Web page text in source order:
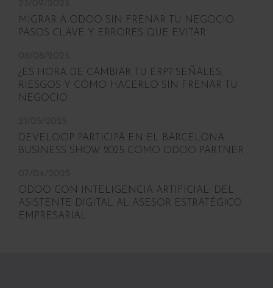
MIGRAR A ODOO SIN FRENAR TU NEGOCIO:
PASOS CLAVE Y ERRORES QUE EVITAR
¿ES HORA DE CAMBIAR TU ERP? SEÑALES,
RIESGOS Y CÓMO HACERLO SIN FRENAR TU
NEGOCIO
DEVELOOP PARTICIPA EN EL BARCELONA
BUSINESS SHOW 2025 COMO ODOO PARTNER
ODOO CON INTELIGENCIA ARTIFICIAL: DEL
ASISTENTE DIGITAL AL ASESOR ESTRATÉGICO
EMPRESARIAL